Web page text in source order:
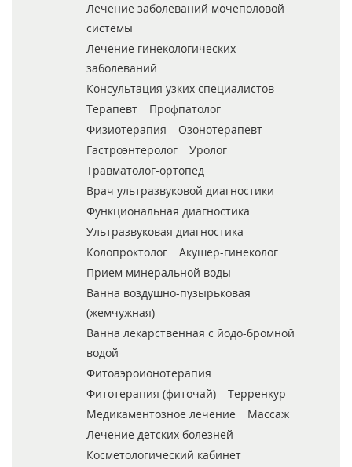
Лечение заболеваний мочеполовой
системы
Лечение гинекологических
заболеваний
Консультация узких специалистов
Терапевт
Профпатолог
Физиотерапия
Озонотерапевт
Гастроэнтеролог
Уролог
Травматолог-ортопед
Врач ультразвуковой диагностики
Функциональная диагностика
Ультразвуковая диагностика
Колопроктолог
Акушер-гинеколог
Прием минеральной воды
Ванна воздушно-пузырьковая
(жемчужная)
Ванна лекарственная с йодо-бромной
водой
Фитоаэроионотерапия
Фитотерапия (фиточай)
Терренкур
Медикаментозное лечение
Массаж
Лечение детских болезней
Косметологический кабинет